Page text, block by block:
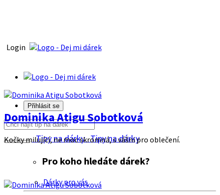
Login
Přihlásit se
Tipy na dárkyTipy na dárky
Pro koho hledáte dárek?
Dárky pro vás
Dominika Atigu Sobotková
Kočky milující, ne moc skromná, s vášni pro oblečení.